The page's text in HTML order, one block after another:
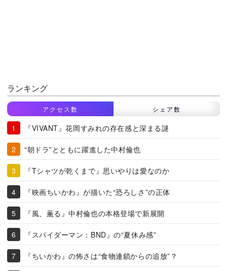
ランキング
アクセス数 シェア数
『VIVANT』花岡すみれの存在感と深まる謎
“朝ドラ”とともに躍進した中村倫也
『Tシャツが乾くまで』思いやりは愛なのか
『映画ちいかわ』が描いた“恐ろしさ”の正体
『風、薫る』中村倫也の本格登場で新展開
『スパイダーマン：BND』の“夏休み感”
『ちいかわ』の怖さは“食物連鎖からの追放”？